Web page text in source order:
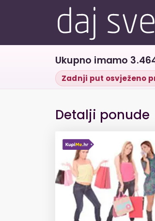
Ukupno imamo
Zadnji put osvježeno
Detalji ponude